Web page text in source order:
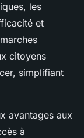
les
et
citoyens
simplifiant
avantages aux
à